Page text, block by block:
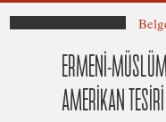
ERMENİ-
AMERİKAN TESİRİ